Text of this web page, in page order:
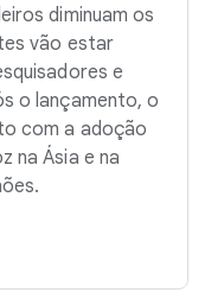
diminuam os
vão estar
e
o lançamento, o
com a adoção
na Ásia e na